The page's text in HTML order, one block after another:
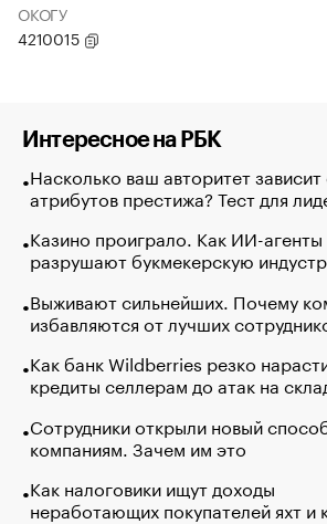
ОКОГУ
4210015
Интересное на РБК
Насколько ваш авторитет зависит
атрибутов престижа? Тест для
Казино проиграло. Как ИИ-агенты
разрушают букмекерскую
Выживают сильнейших. Почему
избавляются от лучших
Как банк Wildberries резко
кредиты селлерам до атак на
Сотрудники открыли новый
компаниям. Зачем им это
Как налоговики ищут доходы
неработающих покупателей яхт и